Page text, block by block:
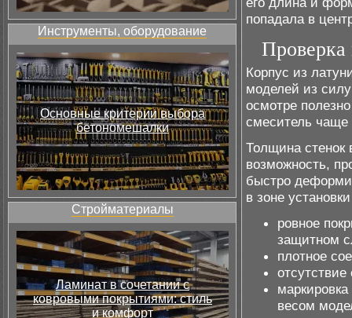
Инструменты, оборудование
Основные критерии выбора
бетономешалки
Стройматериалы
Ламинат в сочетании с
ковровыми покрытиями: стиль
и комфорт
попадала в
Проверка
Корпус из
моделей из
осмотре
смеситель чаще
Толщина стенок
возможность,
быстро
в зоне
ровное
защитном
плотное
весом